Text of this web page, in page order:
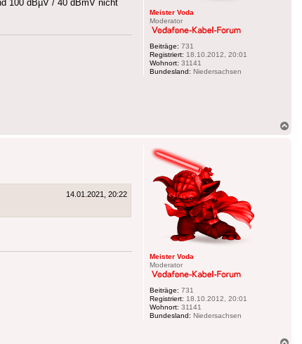
Meister Voda
Moderator
Beiträge: 731
Registriert: 18.10.2012, 20:01
Wohnort: 31141
Bundesland: Niedersachsen
100 dBµV / 40 dBmV nicht
Meister Voda
Moderator
Beiträge: 731
Registriert: 18.10.2012, 20:01
Wohnort: 31141
Bundesland: Niedersachsen
14.01.2021, 20:22